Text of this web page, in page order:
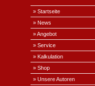
» Startseite
» News
» Angebot
» Service
» Kalkulation
» Shop
» Unsere Autoren